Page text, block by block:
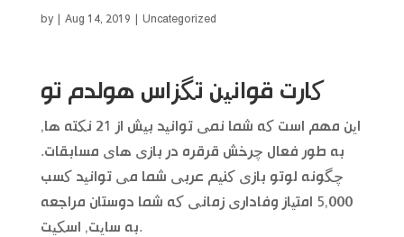
by Aug 14, 2019 | Uncategorized
کارت قوانین تگزاس هولدم تو
این مهم است که شما نمی توانید بیش از 21 نکته ها,
به طور فعال چرخش قرقره در بازی های مسابقات.
چگونه لوتو بازی کنیم عربی شما می توانید کسب
5,000 امتیاز وفاداری زمانی که شما دوستان مراجعه
به سایت, اسکیت.